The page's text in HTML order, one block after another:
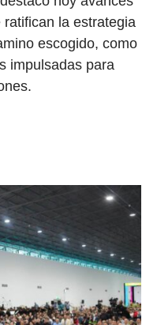
la estrategia
escogido, como
impulsadas para